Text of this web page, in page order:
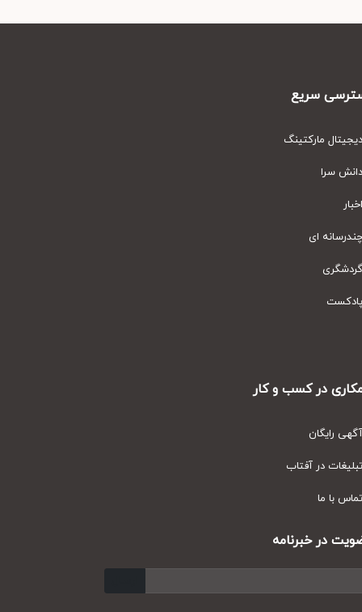
سریع
مارکتینگ
سرا
ای
در کسب و کار
رایگان
در آفتاب
با ما
در خبرنامه